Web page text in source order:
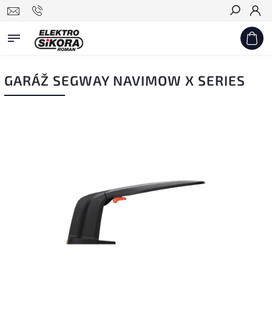
Hledat
GARÁŽ SEGWAY NAVIMOW X SERIES